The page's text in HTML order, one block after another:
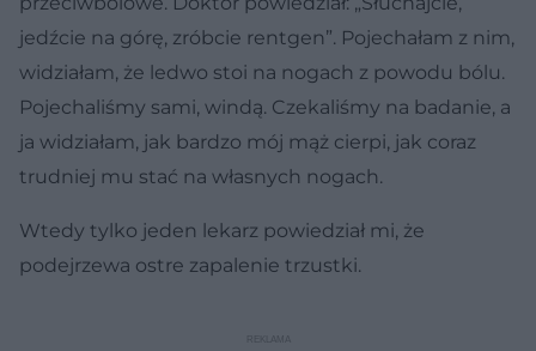
jedźcie na górę, zróbcie rentgen”. Pojechałam z nim,
widziałam, że ledwo stoi na nogach z powodu bólu.
Pojechaliśmy sami, windą. Czekaliśmy na badanie, a
ja widziałam, jak bardzo mój mąż cierpi, jak coraz
trudniej mu stać na własnych nogach.
Wtedy tylko jeden lekarz powiedział mi, że
podejrzewa ostre zapalenie trzustki.